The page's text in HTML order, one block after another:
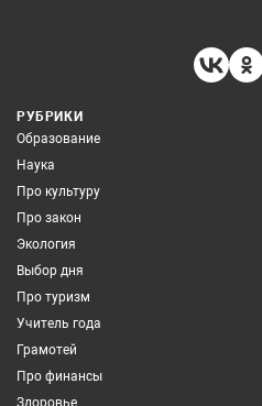
РУБРИКИ
Образование
Наука
Про культуру
Про закон
Экология
Выбор дня
Про туризм
Учитель года
Грамотей
Про финансы
Здоровье